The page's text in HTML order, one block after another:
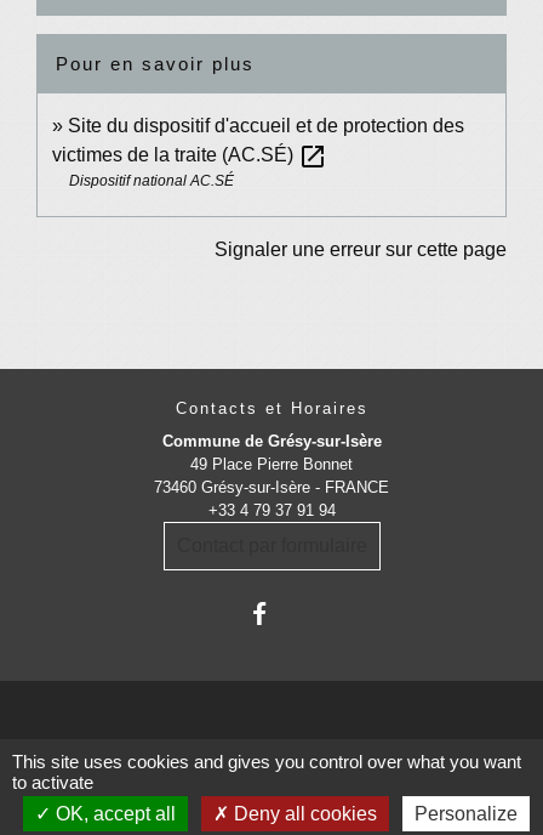
Pour en savoir plus
Site du dispositif d'accueil et de protection des
victimes de la traite (AC.SÉ) open_in_new
Dispositif national AC.SÉ
Signaler une erreur sur cette page
Contacts et Horaires
Commune de Grésy-sur-Isère
49 Place Pierre Bonnet
73460 Grésy-sur-Isère - FRANCE
+33 4 79 37 91 94
Administrations
partenaires
This site uses cookies and gives you control over what you want
to activate
OK, accept all
Deny all cookies Personalize